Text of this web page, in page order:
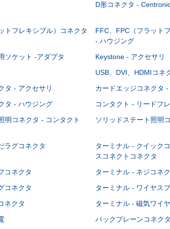
D形コネクタ -
トフレキシブル）コネクタ
FFC、FPC（フラット
- ハウジング
ソケット -アダプタ Keystone - アクセサリ
USB、DVI、HDMIコネ
タ - アクセサリ
カードエッジコネクタ -
タ - ハウジング
コンタクト - リードフ
明コネクタ - コンタクト
ソリッドステート照明
ラグコネクタ
ターミナル - クイック
スコネクトコネクタ
コネクタ ターミナル - ネジコネ
コネクタ
ターミナル - ワイヤス
ネクタ
ターミナル - 磁気ワイ
バックプレーンコネク